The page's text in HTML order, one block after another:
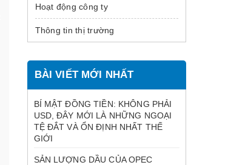
Hoạt động công ty
Thông tin thị trường
BÀI VIẾT MỚI NHẤT
BÍ MẬT ĐỒNG TIỀN: KHÔNG PHẢI
USD, ĐÂY MỚI LÀ NHỮNG NGOẠI
TỆ ĐẮT VÀ ỔN ĐỊNH NHẤT THẾ
GIỚI
SẢN LƯỢNG DẦU CỦA OPEC